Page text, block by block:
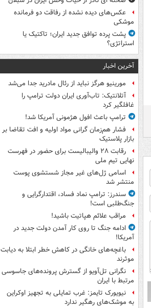
عکس‌های دیده نشده از رفاقت دو فرمانده‌
موشکی
پشت پرده توافق جدید ایران؛ تاکتیک یا
استراتژی؟
آخرین اخبار
مورینیو هرگز نباید از رئال مادرید جدا می‌شد
آتلانتیک: تاب‌آوری ایران دولت ترامپ را
غافلگیر کرد
ترامپ باعث افول هژمونی آمریکا شد!
فشار هم‌زمان گرانی مواد اولیه و افت تقاضا بر
بازار پلاستیک
رقابت ۲۸ والیبالیست برای حضور در فهرست
نهایی تیم ملی
اسامی ژل‌های غیر مجاز شستشوی پوست
منتشر شد
سندرز: ترامپ نماد فساد، اقتدارگرایی و
جنگ‌طلبی است!
مراقب علائم هپاتیت باشید!
ادامه جنگ تا روی کار آمدن دولت جدید در
آمریکا!
باغچه‌های خانگی در کاهش خطر ابتلا به دیابت
موثرند
نگرانی تل‌آویو از گسترش پرونده‌های جاسوسی
مرتبط با ایران
نیویورک تایمز: غرب تمایلی به تجهیز اوکراین
به موشک‌های رهگیر ندارد